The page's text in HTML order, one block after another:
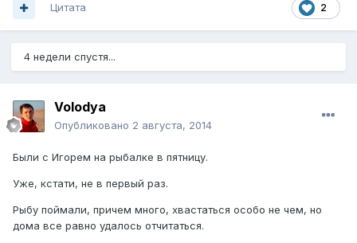
2
Цитата
4 недели спустя...
Volodya
Опубликовано 2 августа, 2014
Были с Игорем на рыбалке в пятницу.
Уже, кстати, не в первый раз.
Рыбу поймали, причем много, хвастаться особо не чем, но
дома все равно удалось отчитаться.